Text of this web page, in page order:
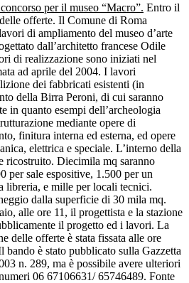
per il museo “Macro”. Entro il
offerte. Il Comune di Roma
di ampliamento del museo d’arte
dall’architetto francese Odile
di realizzazione sono iniziati nel
ad aprile del 2004. I lavori
dei fabbricati esistenti (in
della Birra Peroni, di cui saranno
in quanto esempi dell’archeologia
mediante opere di
finitura interna ed esterna, ed opere
elettrica e speciale. L’interno della
ricostruito. Diecimila mq saranno
per sale espositive, 1.500 per un
libreria, e mille per locali tecnici.
dalla superficie di 30 mila mq.
alle ore 11, il progettista e la stazione
il progetto ed i lavori. La
delle offerte è stata fissata alle ore
è stato pubblicato sulla Gazzetta
n. 289, ma è possibile avere ulteriori
06 67106631/ 65746489. Fonte